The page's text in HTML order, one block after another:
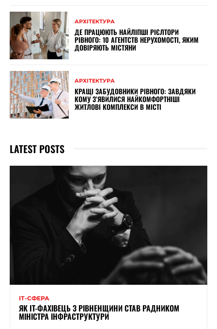
АРХІТЕКТУРА
ДЕ ПРАЦЮЮТЬ НАЙЛІПШІ РІЄЛТОРИ
РІВНОГО: 10 АГЕНТСТВ НЕРУХОМОСТІ, ЯКИМ
ДОВІРЯЮТЬ МІСТЯНИ
АРХІТЕКТУРА
КРАЩІ ЗАБУДОВНИКИ РІВНОГО: ЗАВДЯКИ
КОМУ З’ЯВИЛИСЯ НАЙКОМФОРТНІШІ
ЖИТЛОВІ КОМПЛЕКСИ В МІСТІ
LATEST POSTS
ІТ-СФЕРА
ЯК IT-ФАХІВЕЦЬ З РІВНЕНЩИНИ СТАВ РАДНИКОМ
МІНІСТРА ІНФРАСТРУКТУРИ